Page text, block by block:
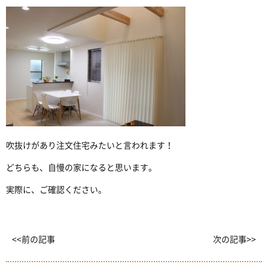
吹抜けがあり注文住宅みたいと言われます！
どちらも、自慢の家になると思います。
実際に、ご確認ください。
<<前の記事 次の記事>>